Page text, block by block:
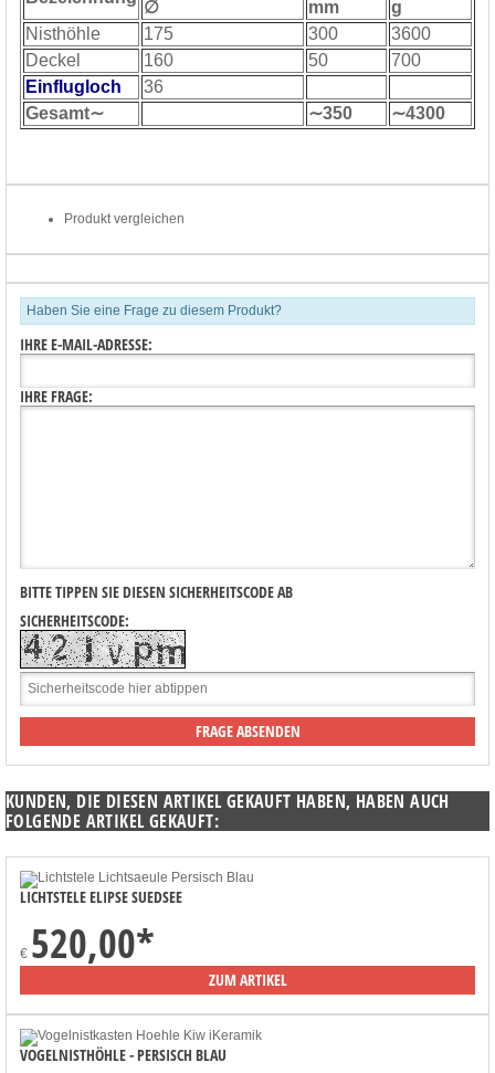
∅ mm
g
Nisthöhle
175 300
3600
Deckel
160 50
700
Einflugloch
36
Gesamt∼
∼350 ∼4300
Produkt vergleichen
Haben Sie eine Frage zu diesem Produkt?
IHRE E-MAIL-ADRESSE:
IHRE FRAGE:
BITTE TIPPEN SIE DIESEN SICHERHEITSCODE AB
SICHERHEITSCODE:
KUNDEN, DIE DIESEN ARTIKEL GEKAUFT HABEN, HABEN AUCH
FOLGENDE ARTIKEL GEKAUFT:
LICHTSTELE ELIPSE SUEDSEE
€ 520,00*
ZUM ARTIKEL
VOGELNISTHÖHLE - PERSISCH BLAU